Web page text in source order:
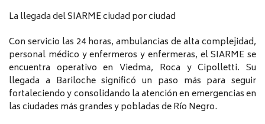
La llegada del SIARME ciudad por ciudad
Con servicio las 24 horas, ambulancias de alta complejidad,
personal médico y enfermeros y enfermeras, el SIARME se
encuentra operativo en Viedma, Roca y Cipolletti. Su
llegada a Bariloche significó un paso más para seguir
fortaleciendo y consolidando la atención en emergencias en
las ciudades más grandes y pobladas de Río Negro.